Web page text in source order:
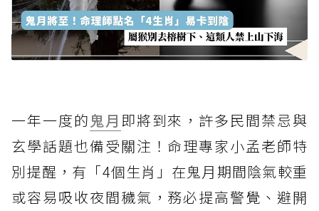
一年一度的 鬼月 即將到來，許多民間禁忌與
玄學話題也備受關注！命理專家小孟老師特
別提醒，有「4個生肖」在鬼月期間陰氣較重
或容易吸收夜間穢氣，務必提高警覺、避開